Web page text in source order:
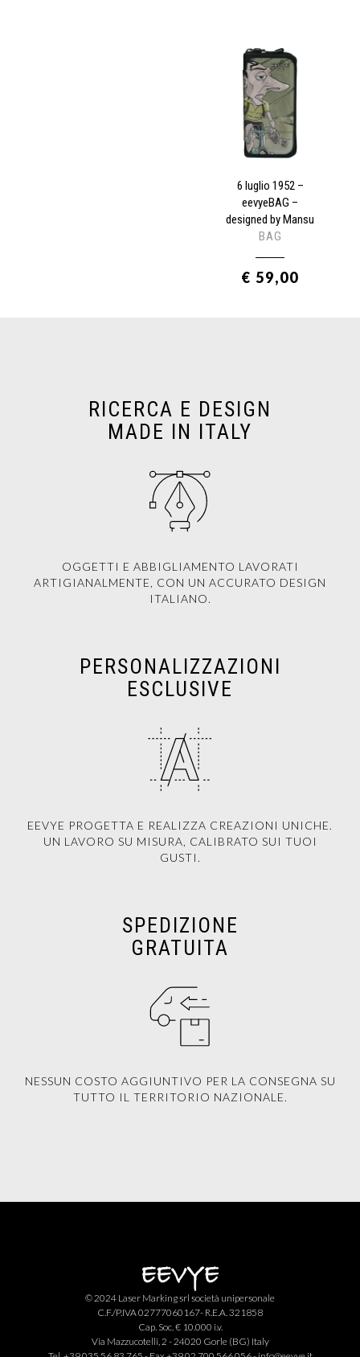
6 luglio 1952 –
eevyeBAG –
designed by Mansu
BAG
€ 59,00
RICERCA E DESIGN
MADE IN ITALY
OGGETTI E ABBIGLIAMENTO LAVORATI
ARTIGIANALMENTE, CON UN ACCURATO DESIGN
ITALIANO.
PERSONALIZZAZIONI
ESCLUSIVE
EEVYE PROGETTA E REALIZZA CREAZIONI UNICHE.
UN LAVORO SU MISURA, CALIBRATO SUI TUOI
GUSTI.
SPEDIZIONE
GRATUITA
NESSUN COSTO AGGIUNTIVO PER LA CONSEGNA SU
TUTTO IL TERRITORIO NAZIONALE.
© 2024 Laser Marking srl società unipersonale
C.F./P.IVA 02777060167- R.E.A. 321858
Cap. Soc. € 10.000 i.v.
Via Mazzucotelli, 2 - 24020 Gorle (BG) Italy